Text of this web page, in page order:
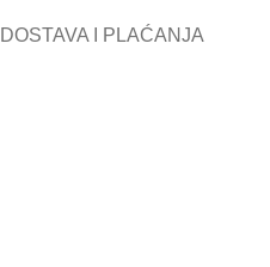
DOSTAVA I PLAĆANJA